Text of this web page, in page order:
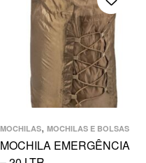
MOCHILAS, MOCHILAS E BOLSAS
MOCHILA EMERGÊNCIA